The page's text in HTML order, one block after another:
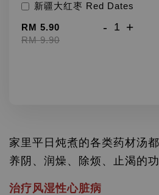
新疆大红枣 Red Dates
RM 5.90
RM 9.90
- +
家里平日炖煮的各类药材汤
养阴、润燥、除烦、止渴的
治疗风湿性心脏病